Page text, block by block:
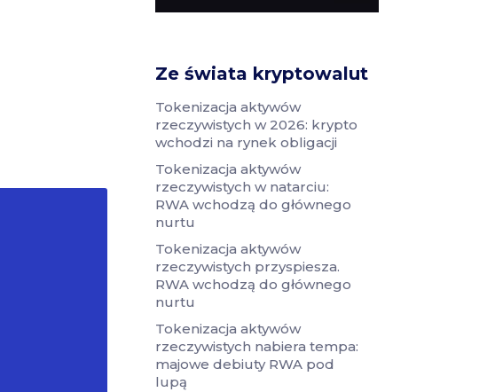
Ze świata kryptowalut
Tokenizacja aktywów
rzeczywistych w 2026: krypto
wchodzi na rynek obligacji
Tokenizacja aktywów
rzeczywistych w natarciu:
RWA wchodzą do głównego
nurtu
Tokenizacja aktywów
rzeczywistych przyspiesza.
RWA wchodzą do głównego
nurtu
Tokenizacja aktywów
rzeczywistych nabiera tempa:
majowe debiuty RWA pod
lupą